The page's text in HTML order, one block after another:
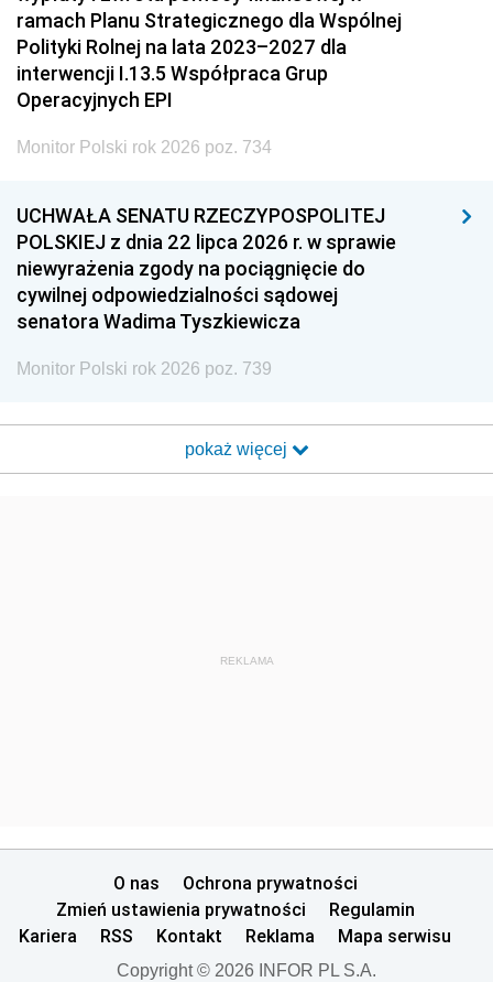
ramach Planu Strategicznego dla Wspólnej
Polityki Rolnej na lata 2023–2027 dla
interwencji I.13.5 Współpraca Grup
Operacyjnych EPI
Monitor Polski rok 2026 poz. 734
UCHWAŁA SENATU RZECZYPOSPOLITEJ
POLSKIEJ z dnia 22 lipca 2026 r. w sprawie
niewyrażenia zgody na pociągnięcie do
cywilnej odpowiedzialności sądowej
senatora Wadima Tyszkiewicza
Monitor Polski rok 2026 poz. 739
pokaż więcej
REKLAMA
O nas
Ochrona prywatności
Zmień ustawienia prywatności
Regulamin
Kariera
RSS Kontakt Reklama Mapa serwisu
Copyright © 2026 INFOR PL S.A.